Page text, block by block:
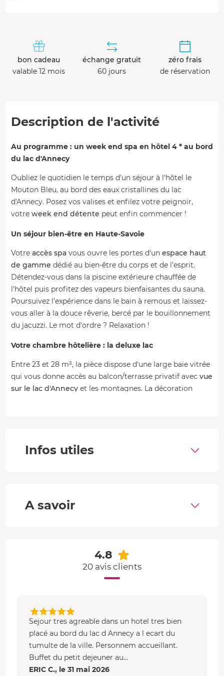
bon cadeau
valable 12 mois
échange gratuit
60 jours
zéro frais
de réservation
Description de l'activité
Au programme : un week end spa en hôtel 4 * au bord
du lac d'Annecy
Oubliez le quotidien le temps d'un séjour à l'hôtel le
Mouton Bleu, au bord des eaux cristallines du lac
d'Annecy. Posez vos valises et enfilez votre peignoir,
votre week end détente peut enfin commencer !
Un séjour bien-être en Haute-Savoie
Votre accès spa vous ouvre les portes d'un espace haut
de gamme dédié au bien-être du corps et de l'esprit.
Détendez-vous dans la piscine extérieure chauffée de
l'hôtel puis profitez des vapeurs bienfaisantes du sauna.
Poursuivez l'expérience dans le bain à remous et laissez-
vous aller à la douce rêverie, bercé par le bouillonnement
du jacuzzi. Le mot d'ordre ? Relaxation !
Votre chambre hôtelière : la deluxe lac
Entre 23 et 28 m², la pièce dispose d'une large baie vitrée
qui vous donne accès au balcon/terrasse privatif avec vue
sur le lac d'Annecy et les montagnes. La décoration
Infos utiles
A savoir
4.8
20 avis clients
Sejour tres agreable dans un hotel tres bien
placé au bord du lac d Annecy a l ecart du
tumulte de la ville. Personnem accueillant.
Buffet du petit dejeuner au...
ERIC C., le 31 mai 2026